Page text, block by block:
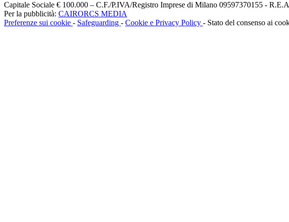
Capitale Sociale € 100.000 – C.F./P.IVA/Registro Imprese di Milano 09597370155 -
Per la pubblicità: CAIRORCS MEDIA
Preferenze sui cookie - Safeguarding - Cookie e Privacy Policy - Stato del consenso ai